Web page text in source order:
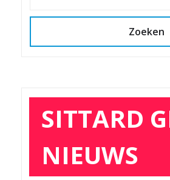
Zoeken
SITTARD
NIEUWS